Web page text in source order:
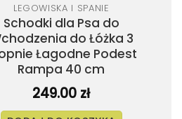
LEGOWISKA I SPANIE
Schodki dla Psa do
do Łóżka 3
Łagodne Podest
Rampa 40 cm
249.00 zł